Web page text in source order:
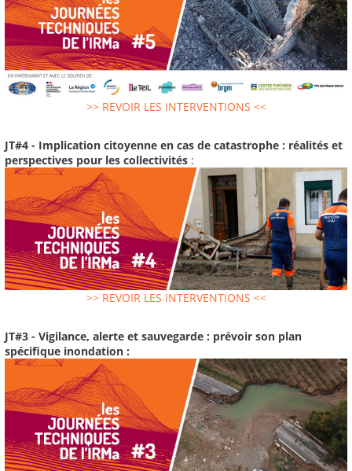
>> REVOIR LES INTERVENTIONS <<
JT#4 - Implication citoyenne en cas de catastrophe : réalités et
perspectives pour les collectivités :
>> REVOIR LES INTERVENTIONS <<
JT#3 - Vigilance, alerte et sauvegarde : prévoir son plan
spécifique inondation :